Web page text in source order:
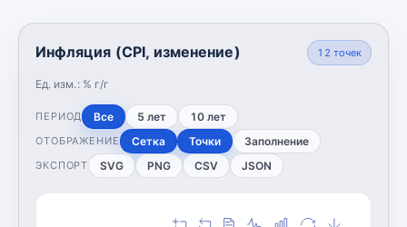
Инфляция (CPI, изменение)
Ед. изм.: % г/г
12 точек
ПЕРИОД Все 5 лет 10 лет
ОТОБРАЖЕНИЕ Сетка Точки Заполнение
ЭКСПОРТ SVG PNG CSV JSON